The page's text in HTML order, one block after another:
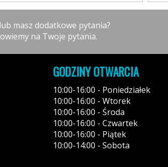
masz dodatkowe pytania?
na Twoje pytania.
GODZINY OTWARCIA
10:00-16:00 - Poniedziałek
10:00-16:00 - Wtorek
10:00-16:00 - Środa
10:00-16:00 - Czwartek
10:00-16:00 - Piątek
10:00-14:00 - Sobota